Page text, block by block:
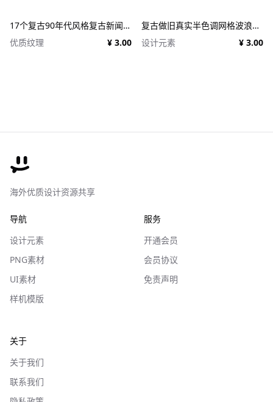
17个复古90年代风格复古新闻纸纹理广告PSD模板 1950s Style Retro Ad Templates
优质纹理
¥ 3.00
复古做旧真实半色调网格波浪印刷肌理特效PSD设计图片照片处理特效生成器 Goblin Printer - Halftone Effects
设计元素
¥ 3.00
海外优质设计资源共享
导航
设计元素
PNG素材
UI素材
样机模版
服务
开通会员
会员协议
免责声明
关于
关于我们
联系我们